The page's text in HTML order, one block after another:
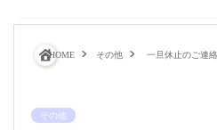
HOME その他 一旦休止のご連絡
その他